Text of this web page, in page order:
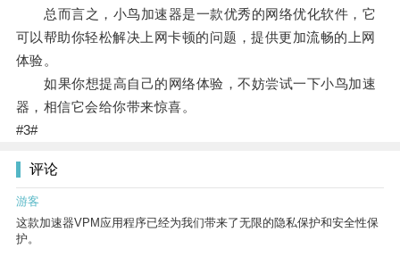
总而言之，小鸟加速器是一款优秀的网络优化软件，它
可以帮助你轻松解决上网卡顿的问题，提供更加流畅的上网
体验。
如果你想提高自己的网络体验，不妨尝试一下小鸟加速
器，相信它会给你带来惊喜。
#3#
评论
游客
这款加速器VPM应用程序已经为我们带来了无限的隐私保护和安全性保
护。